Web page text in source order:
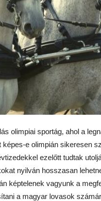
olimpiai sportág, ahol a
képes-e olimpián sikeresen
ezelőtt tudtak
nyilván hosszasan
képtelenek vagyunk a
a magyar lovasok